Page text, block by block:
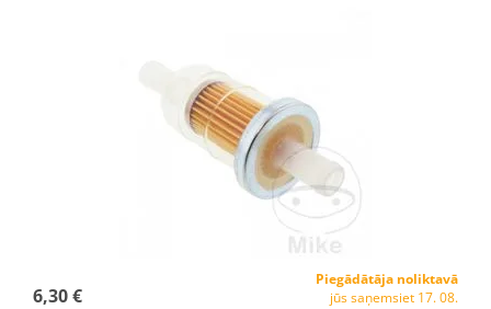
6,30 €
Piegādātāja noliktavā
jūs saņemsiet 17. 08.